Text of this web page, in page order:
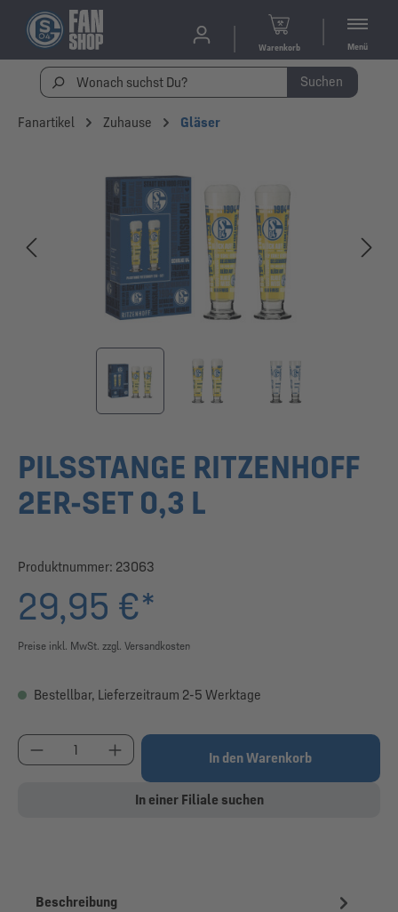
Warenkorb Menü
Suchen
Fanartikel Zuhause Gläser
PILSSTANGE RITZENHOFF
2ER-SET 0,3 L
Produktnummer: 23063
29,95 €*
Preise inkl. MwSt. zzgl. Versandkosten
Bestellbar, Lieferzeitraum 2-5 Werktage
Produkt Anzahl: Gib den gewünschten Wert ein
In den Warenkorb
In einer Filiale suchen
Beschreibung